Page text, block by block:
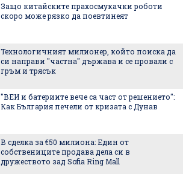
Защо китайските прахосмукачки роботи
скоро може рязко да поевтинеят
Технологичният милионер, който поиска да
си направи "частна" държава и се провали с
гръм и трясък
"ВЕИ и батериите вече са част от решението":
Как България печели от кризата с Дунав
В сделка за €50 милиона: Един от
собствениците продава дела си в
дружеството зад Sofia Ring Mall